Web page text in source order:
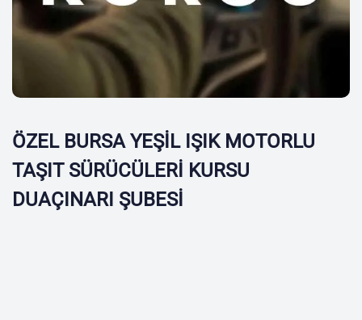
ÖZEL BURSA YEŞİL IŞIK MOTORLU
TAŞIT SÜRÜCÜLERİ KURSU
DUAÇINARI ŞUBESİ